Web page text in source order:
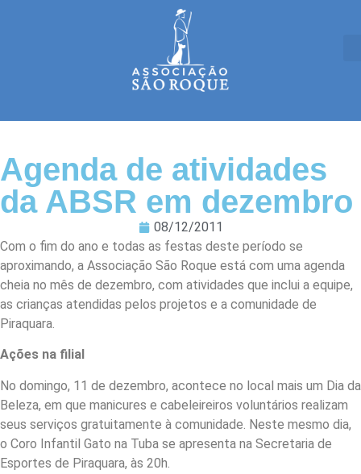
Agenda de atividades
da ABSR em dezembro
08/12/2011
Com o fim do ano e todas as festas deste período se
aproximando, a Associação São Roque está com uma agenda
cheia no mês de dezembro, com atividades que inclui a equipe,
as crianças atendidas pelos projetos e a comunidade de
Piraquara.
Ações na filial
No domingo, 11 de dezembro, acontece no local mais um Dia da
Beleza, em que manicures e cabeleireiros voluntários realizam
seus serviços gratuitamente à comunidade. Neste mesmo dia,
o Coro Infantil Gato na Tuba se apresenta na Secretaria de
Esportes de Piraquara, às 20h.